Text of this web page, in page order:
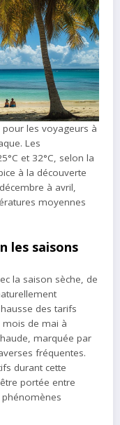
les voyageurs à
Les
et 32°C, selon la
à la découverte
à avril,
moyennes
les saisons
la saison sèche, de
des tarifs
mois de mai à
marquée par
fréquentes.
durant cette
portée entre